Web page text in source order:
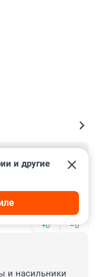
Это секс с
созревания.
она может
рожать и
индивидуально.
то в 20.
+0 –0
и другие
и насильники